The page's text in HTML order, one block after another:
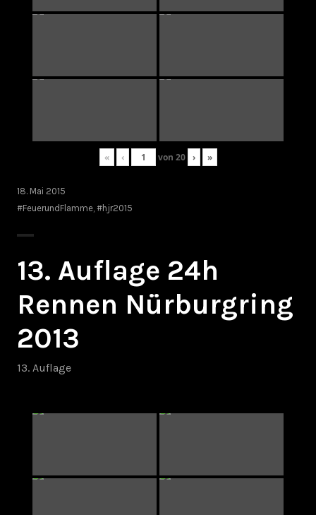
« ‹ von 20 › »
18. Mai 2015
#FeuerundFlamme #hjr2015
13. Auflage 24h
Rennen Nürburgring
2013
13. Auflage